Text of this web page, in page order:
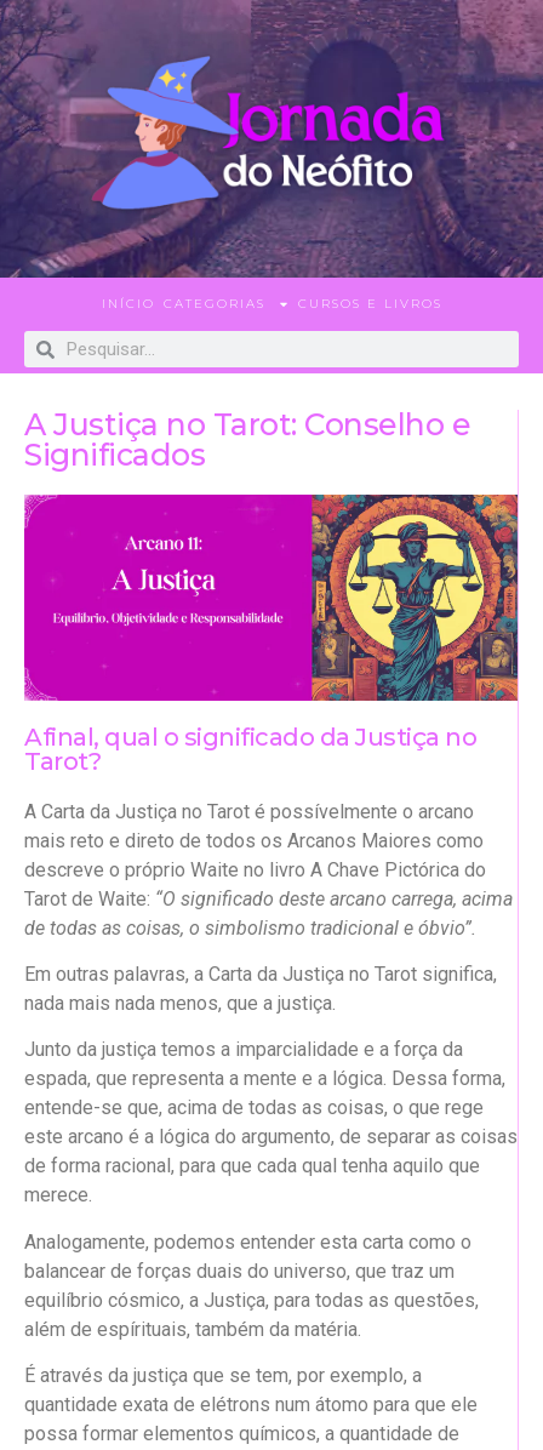
INÍCIO CATEGORIAS CURSOS E LIVROS
A Justiça no Tarot: Conselho e
Significados
Afinal, qual o significado da Justiça no
Tarot?
A Carta da Justiça no Tarot é possívelmente o arcano
mais reto e direto de todos os Arcanos Maiores como
descreve o próprio Waite no livro A Chave Pictórica do
Tarot de Waite: “O significado deste arcano carrega, acima
de todas as coisas, o simbolismo tradicional e óbvio”.
Em outras palavras, a Carta da Justiça no Tarot significa,
nada mais nada menos, que a justiça.
Junto da justiça temos a imparcialidade e a força da
espada, que representa a mente e a lógica. Dessa forma,
entende-se que, acima de todas as coisas, o que rege
este arcano é a lógica do argumento, de separar as coisas
de forma racional, para que cada qual tenha aquilo que
merece.
Analogamente, podemos entender esta carta como o
balancear de forças duais do universo, que traz um
equilíbrio cósmico, a Justiça, para todas as questões,
além de espírituais, também da matéria.
É através da justiça que se tem, por exemplo, a
quantidade exata de elétrons num átomo para que ele
possa formar elementos químicos, a quantidade de